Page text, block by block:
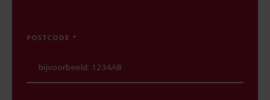
POSTCODE